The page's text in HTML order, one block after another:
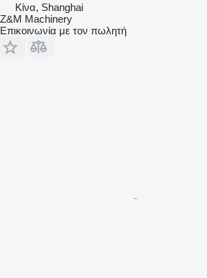
Κίνα, Shanghai
Z&M Machinery
Επικοινωνία με τον πωλητή